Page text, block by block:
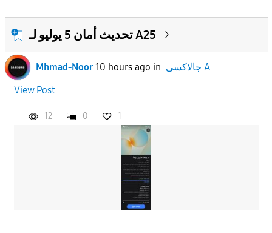
تحديث أمان 5 يوليو لـ A25
Mhmad-Noor 10 hours ago in
جالاكسى A
View Post
12 0 1